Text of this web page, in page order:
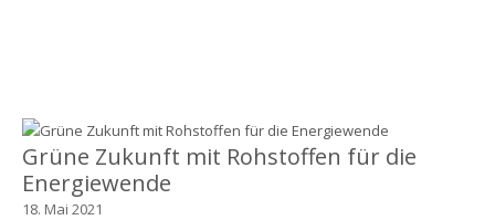
Grüne Zukunft mit Rohstoffen für die
Energiewende
18. Mai 2021